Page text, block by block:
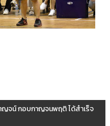
จน์ กอบกาญจนพฤติ ได้สำเร็จ